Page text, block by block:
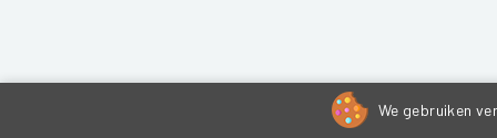
We gebruiken